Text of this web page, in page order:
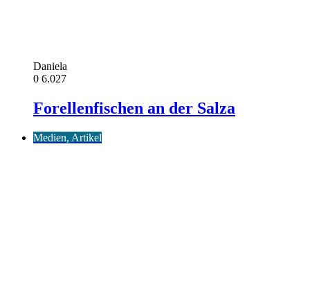
Daniela
0 6.027
Forellenfischen an der Salza
Medien, Artikel